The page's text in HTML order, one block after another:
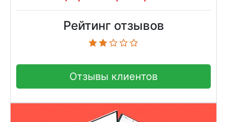
Рейтинг отзывов
Отзывы клиентов